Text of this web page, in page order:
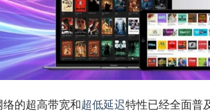
的超高带宽和超低延迟特性已经全面普